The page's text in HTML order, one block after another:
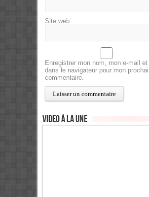
Site web
Enregistrer mon nom, mon e-mail
dans le navigateur pour mon
commentaire.
Video à la Une